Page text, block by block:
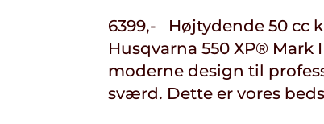
6399,- Højtydende 50 cc
Husqvarna 550 XP®
moderne design til
sværd. Dette er vores